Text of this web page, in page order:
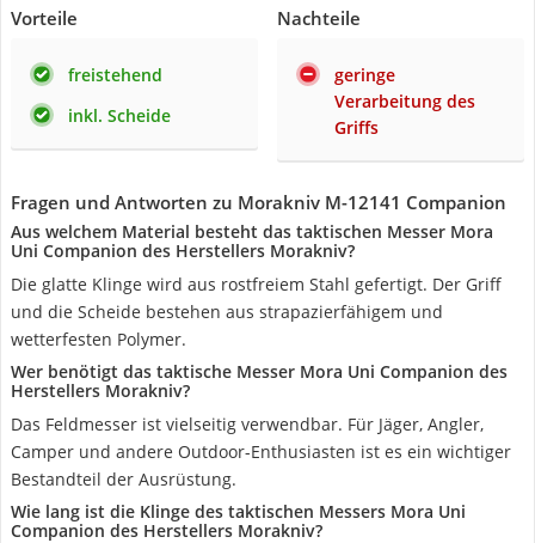
Vorteile
freistehend
inkl. Scheide
Nachteile
geringe
Verarbeitung des
Griffs
Fragen und Antworten zu Morakniv M-12141 Companion
Aus welchem Material besteht das taktischen Messer Mora
Uni Companion des Herstellers Morakniv?
Die glatte Klinge wird aus rostfreiem Stahl gefertigt. Der Griff
und die Scheide bestehen aus strapazierfähigem und
wetterfesten Polymer.
Wer benötigt das taktische Messer Mora Uni Companion des
Herstellers Morakniv?
Das Feldmesser ist vielseitig verwendbar. Für Jäger, Angler,
Camper und andere Outdoor-Enthusiasten ist es ein wichtiger
Bestandteil der Ausrüstung.
Wie lang ist die Klinge des taktischen Messers Mora Uni
Companion des Herstellers Morakniv?